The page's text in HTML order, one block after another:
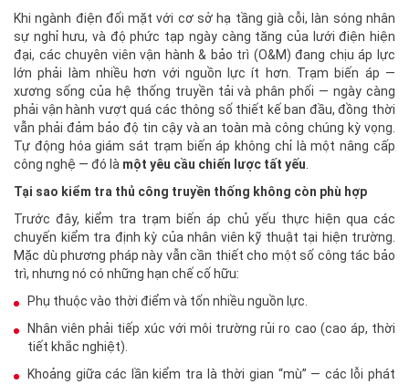
Khi ngành điện đối mặt với cơ sở hạ tầng già cỗi, làn sóng nhân
sự nghỉ hưu, và độ phức tạp ngày càng tăng của lưới điện hiện
đại, các chuyên viên vận hành & bảo trì (O&M) đang chịu áp lực
lớn phải làm nhiều hơn với nguồn lực ít hơn. Trạm biến áp —
xương sống của hệ thống truyền tải và phân phối — ngày càng
phải vận hành vượt quá các thông số thiết kế ban đầu, đồng thời
vẫn phải đảm bảo độ tin cậy và an toàn mà công chúng kỳ vọng.
Tự động hóa giám sát trạm biến áp không chỉ là một nâng cấp
công nghệ — đó là một yêu cầu chiến lược tất yếu.
Tại sao kiểm tra thủ công truyền thống không còn phù hợp
Trước đây, kiểm tra trạm biến áp chủ yếu thực hiện qua các
chuyến kiểm tra định kỳ của nhân viên kỹ thuật tại hiện trường.
Mặc dù phương pháp này vẫn cần thiết cho một số công tác bảo
trì, nhưng nó có những hạn chế cố hữu:
Phụ thuộc vào thời điểm và tốn nhiều nguồn lực.
Nhân viên phải tiếp xúc với môi trường rủi ro cao (cao áp, thời
tiết khắc nghiệt).
Khoảng giữa các lần kiểm tra là thời gian “mù” — các lỗi phát